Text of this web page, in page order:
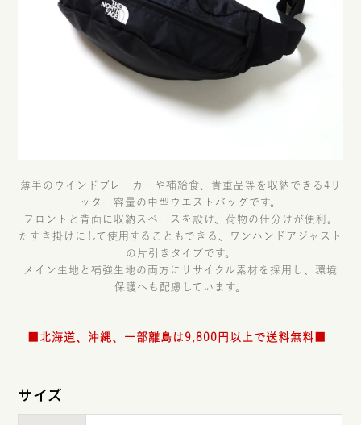
薄手のウインドブレーカーや補給食、貴重品等を収納できる4リ
ッター容量の中型ウエストバッグです。
フロントと背面に収納スペースを設け、荷物の仕分けが便利。
たすき掛けにして使用することもできる、ワンハンドアジャスト
の片引きタイプです。
メイン生地と補強生地の両方にリサイクル素材を採用し、環境
保護へも配慮しています。
■北海道、沖縄、一部離島は9,800円以上で送料無料■
サイズ